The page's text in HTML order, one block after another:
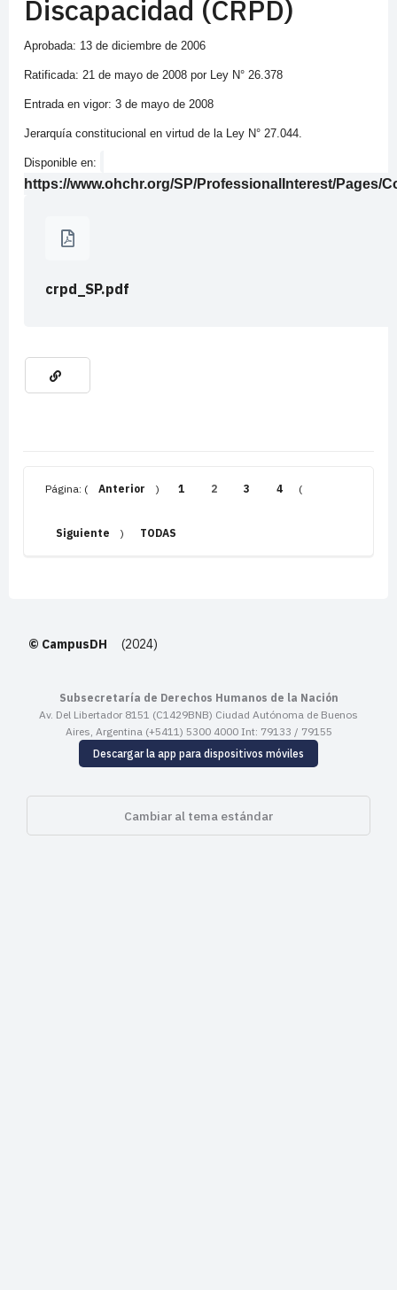
Discapacidad (CRPD)
Aprobada: 13 de diciembre de 2006
Ratificada: 21 de mayo de 2008 por Ley N° 26.378
Entrada en vigor: 3 de mayo de 2008
Jerarquía constitucional en virtud de la Ley N° 27.044.
Disponible en:
https://www.ohchr.org/SP/ProfessionalInterest/
crpd_SP.pdf
Página: ( Anterior ) 1 2 3 4 (
Siguiente ) TODAS
© CampusDH (2024)
Subsecretaría de Derechos Humanos de la Nación
Av. Del Libertador 8151 (C1429BNB) Ciudad Autónoma de Buenos
Aires, Argentina (+5411) 5300 4000 Int: 79133 / 79155
Descargar la app para dispositivos móviles
Cambiar al tema estándar